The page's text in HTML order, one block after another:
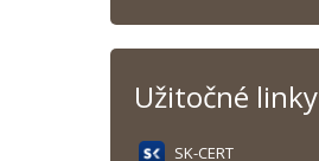
Užitočné linky
SK-CERT